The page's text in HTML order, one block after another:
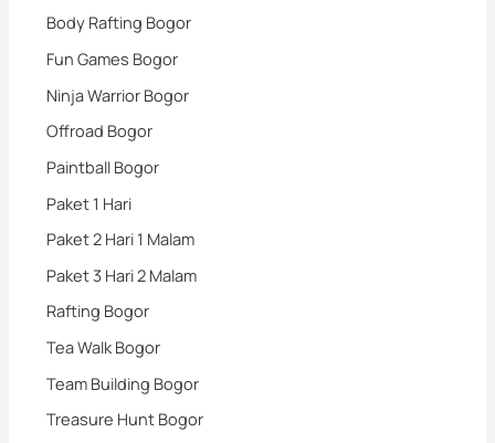
Body Rafting Bogor
Fun Games Bogor
Ninja Warrior Bogor
Offroad Bogor
Paintball Bogor
Paket 1 Hari
Paket 2 Hari 1 Malam
Paket 3 Hari 2 Malam
Rafting Bogor
Tea Walk Bogor
Team Building Bogor
Treasure Hunt Bogor